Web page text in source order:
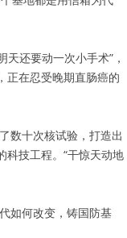
天还要动一次小手术”，
正在忍受晚期直肠癌的
数十次核试验，打造出
科技工程。“干惊天动地
如何改变，铸国防基